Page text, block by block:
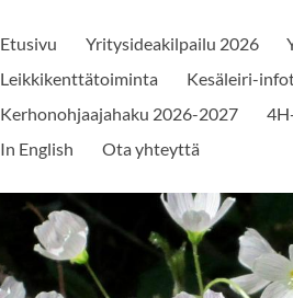
Etusivu Yritysideakilpailu 2026
Leikkikenttätoiminta
Kesäleiri-
Kerhonohjaajahaku 2026-2027
In English
Ota yhteyttä